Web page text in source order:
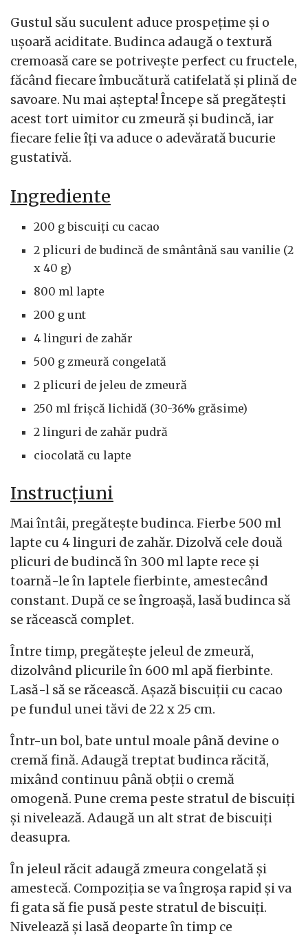
Gustul său suculent aduce prospețime și o
ușoară aciditate. Budinca adaugă o textură
cremoasă care se potrivește perfect cu fructele,
făcând fiecare îmbucătură catifelată și plină de
savoare. Nu mai aștepta! Începe să pregătești
acest tort uimitor cu zmeură și budincă, iar
fiecare felie îți va aduce o adevărată bucurie
gustativă.
Ingrediente
200 g biscuiți cu cacao
2 plicuri de budincă de smântână sau vanilie (2
x 40 g)
800 ml lapte
200 g unt
4 linguri de zahăr
500 g zmeură congelată
2 plicuri de jeleu de zmeură
250 ml frișcă lichidă (30-36% grăsime)
2 linguri de zahăr pudră
ciocolată cu lapte
Instrucțiuni
Mai întâi, pregătește budinca. Fierbe 500 ml
lapte cu 4 linguri de zahăr. Dizolvă cele două
plicuri de budincă în 300 ml lapte rece și
toarnă-le în laptele fierbinte, amestecând
constant. După ce se îngroașă, lasă budinca să
se răcească complet.
Între timp, pregătește jeleul de zmeură,
dizolvând plicurile în 600 ml apă fierbinte.
Lasă-l să se răcească. Așază biscuiții cu cacao
pe fundul unei tăvi de 22 x 25 cm.
Într-un bol, bate untul moale până devine o
cremă fină. Adaugă treptat budinca răcită,
mixând continuu până obții o cremă
omogenă. Pune crema peste stratul de biscuiți
și nivelează. Adaugă un alt strat de biscuiți
deasupra.
În jeleul răcit adaugă zmeura congelată și
amestecă. Compoziția se va îngroșa rapid și va
fi gata să fie pusă peste stratul de biscuiți.
Nivelează și lasă deoparte în timp ce